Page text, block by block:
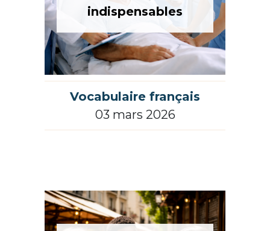
indispensables
Vocabulaire français
03 mars 2026